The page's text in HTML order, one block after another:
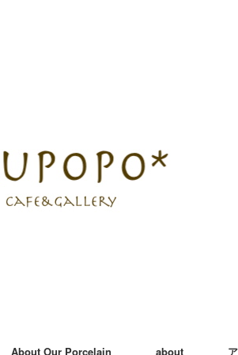
About Our Porcelain about